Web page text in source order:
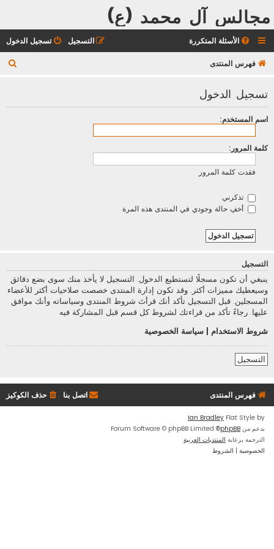
مجالس آل محمد (ع)
الأسئلة المتكررة تسجيل الدخول التسجيل
فهرس المنتدى
تسجيل الدخول
اسم المستخدم:
كلمة المرور:
فقدت كلمة المرور
تذكرني
أخفِ حالة وجودي في المنتدى هذه المرة
التسجيل
ينبغي أن تكون مسجلًا لتستطيع الدخول. التسجيل لا يأخذ منك سوى بضع دقائق
وسيعطيك مميزات أكثر. وقد تكون إدارة المنتدى خصصت صلاحيات أكثر للأعضاء
المسجلين. قبل التسجيل تأكد أنك قرأتَ شروط المنتدى وسياساته وأنك موافق
عليها. رجاءً تأكد من قراءتك لشروط كل قسم قبل المشاركة فيه
شروط الاستخدام
سياسة الخصوصية
التسجيل
فهرس المنتدى حذف الكوكيز اتصل بنا
Flat Style by
Ian Bradley
بدعم من phpBB
® Forum Software © phpBB Limited
الترجمة برعاية المنتديات العربية
الخصوصية | الشروط